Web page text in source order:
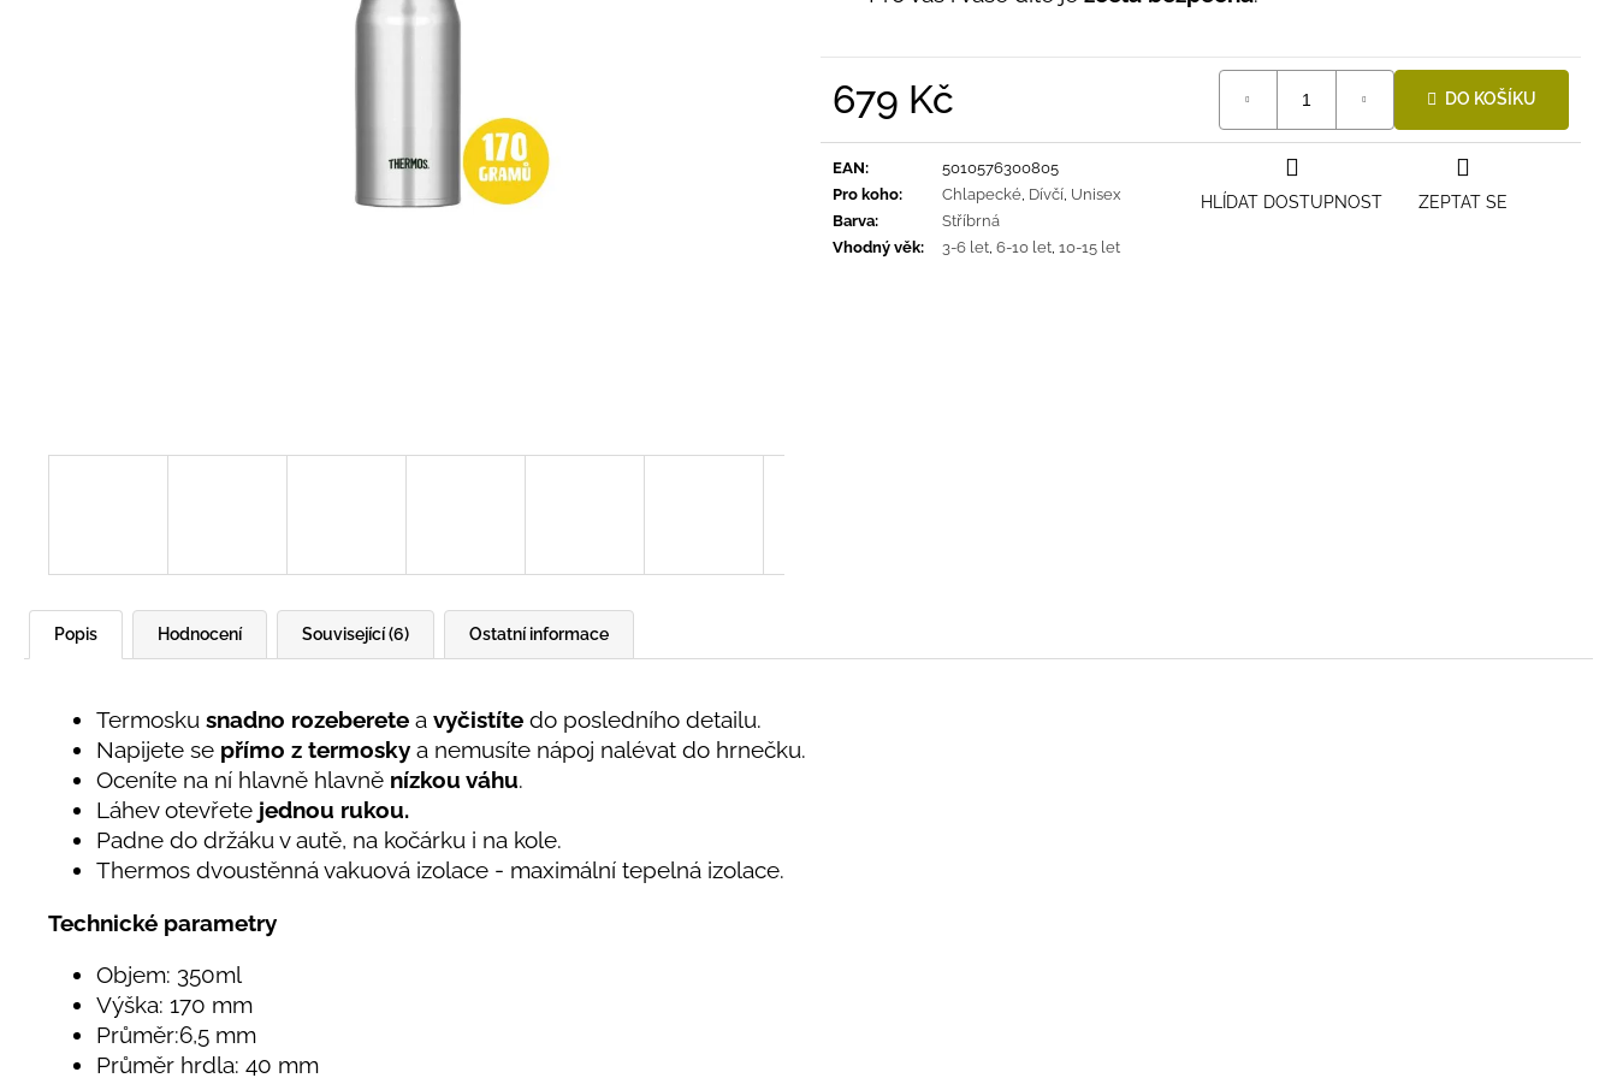
679 Kč DO KOŠÍKU
EAN:
5010576300805
Pro koho: Chlapecké Dívčí Unisex
Barva:
Stříbrná
Vhodný věk: 3-6 let 6-10 let 10-15 let
ZEPTAT SE
HLÍDAT DOSTUPNOST
Popis Hodnocení Související (6) Ostatní informace
Termosku snadno rozeberete a vyčistíte do posledního detailu.
Napijete se přímo z termosky a nemusíte nápoj nalévat do hrnečku.
Oceníte na ní hlavně hlavně nízkou váhu.
Láhev otevřete jednou rukou.
Padne do držáku v autě, na kočárku i na kole.
Thermos dvoustěnná vakuová izolace - maximální tepelná izolace.
Technické parametry
Objem: 350ml
Výška: 170 mm
Průměr:6,5 mm
Průměr hrdla: 40 mm